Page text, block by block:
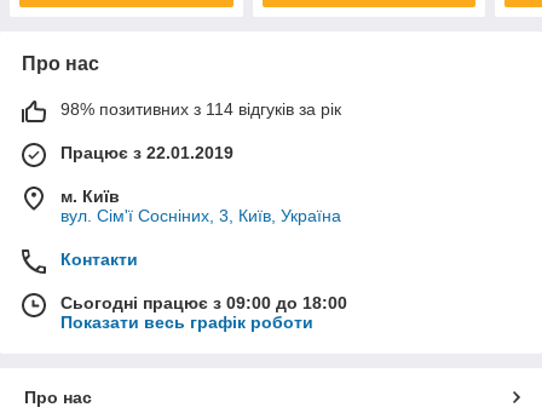
Про нас
98% позитивних з 114 відгуків за рік
Працює з 22.01.2019
м. Київ
вул. Сім'ї Сосніних, 3, Київ, Україна
Контакти
Сьогодні працює з 09:00 до 18:00
Показати весь графік роботи
Про нас